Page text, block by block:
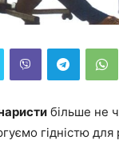
більше не
гідністю для